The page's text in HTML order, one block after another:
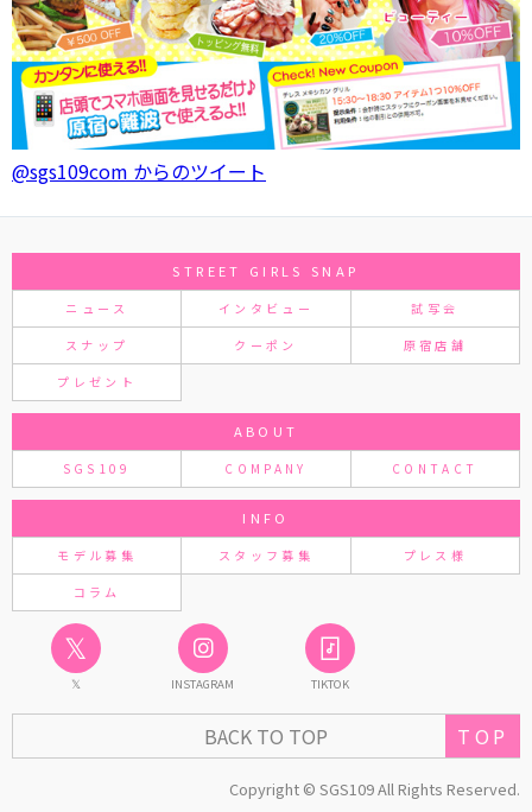
@sgs109com からのツイート
STREET GIRLS SNAP
ニュース インタビュー 試写会
スナップ クーポン 原宿店舗
プレゼント
ABOUT
SGS109 COMPANY CONTACT
INFO
モデル募集 スタッフ募集 プレス様
コラム
𝕏
𝕏 INSTAGRAM TIKTOK
BACK TO TOP
Copyright © SGS109 All Rights Reserved.
TOP